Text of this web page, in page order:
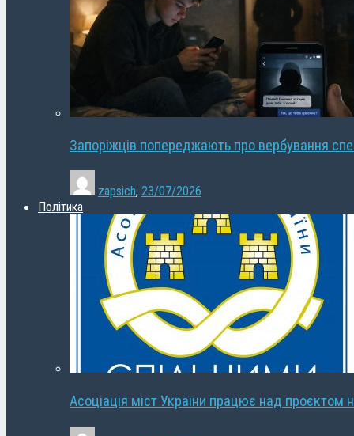
Запоріжців попереджають про вербування
zapsich, 23/07/2026
Політика
Асоціація міст України працює над проєктом